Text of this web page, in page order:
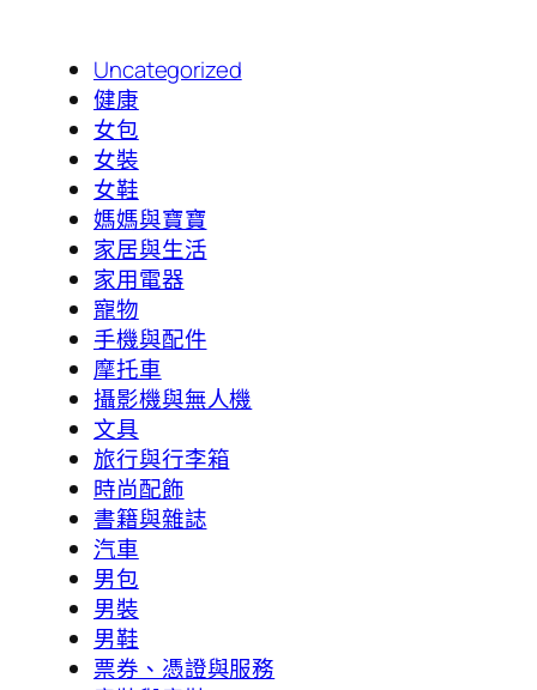
Uncategorized
健康
女包
女裝
女鞋
媽媽與寶寶
家居與生活
家用電器
寵物
手機與配件
摩托車
攝影機與無人機
文具
旅行與行李箱
時尚配飾
書籍與雜誌
汽車
男包
男裝
男鞋
票券、憑證與服務